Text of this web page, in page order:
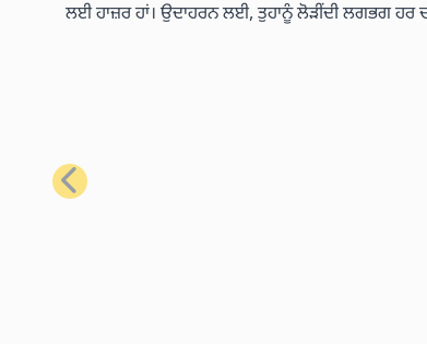
ਲਈ ਹਾਜ਼ਰ ਹਾਂ। ਉਦਾਹਰਨ ਲਈ, ਤੁਹਾਨੂੰ ਲੋੜੀਂਦੀ ਲਗਭਗ ਹਰ
ਪਿਛਲਾ